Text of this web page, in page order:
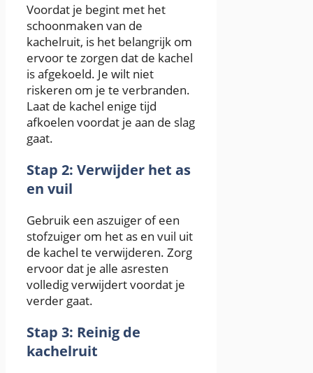
Voordat je begint met het
schoonmaken van de
kachelruit, is het belangrijk om
ervoor te zorgen dat de kachel
is afgekoeld. Je wilt niet
riskeren om je te verbranden.
Laat de kachel enige tijd
afkoelen voordat je aan de slag
gaat.
Stap 2: Verwijder het as
en vuil
Gebruik een aszuiger of een
stofzuiger om het as en vuil uit
de kachel te verwijderen. Zorg
ervoor dat je alle asresten
volledig verwijdert voordat je
verder gaat.
Stap 3: Reinig de
kachelruit